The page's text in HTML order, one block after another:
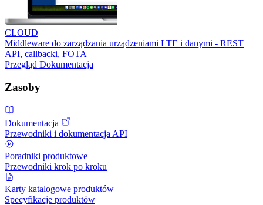
CLOUD
Middleware do zarządzania urządzeniami LTE i danymi - REST
API, callbacki, FOTA
Przegląd Dokumentacja
Zasoby
Dokumentacja
Przewodniki i dokumentacja API
Poradniki produktowe
Przewodniki krok po kroku
Karty katalogowe produktów
Specyfikacje produktów